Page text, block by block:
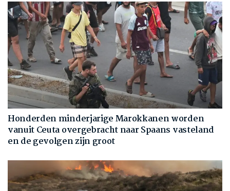
Honderden minderjarige Marokkanen worden
vanuit Ceuta overgebracht naar Spaans vasteland
en de gevolgen zijn groot